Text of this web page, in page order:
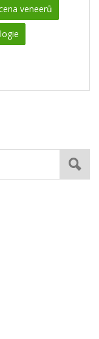
veneerů